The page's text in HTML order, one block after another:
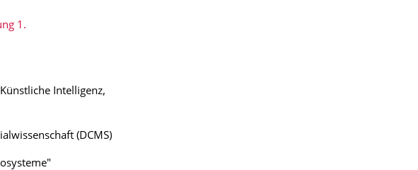
1.
Intelligenz,
(DCMS)